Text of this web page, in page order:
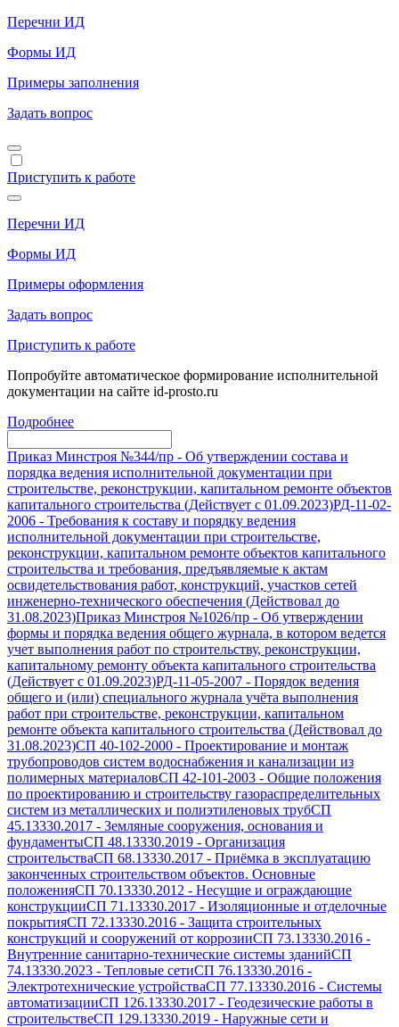
Перечни ИД
Формы ИД
Примеры заполнения
Задать вопрос
Приступить к работе
Перечни ИД
Формы ИД
Примеры оформления
Задать вопрос
Приступить к работе
Попробуйте автоматическое формирование исполнительной
документации на сайте id-prosto.ru
Подробнее
Приказ Минстроя №344/пр - Об утверждении состава и
порядка ведения исполнительной документации при
строительстве, реконструкции, капитальном ремонте объектов
капитального строительства (Действует с 01.09.2023)РД-11-02-
2006 - Требования к составу и порядку ведения
исполнительной документации при строительстве,
реконструкции, капитальном ремонте объектов капитального
строительства и требования, предъявляемые к актам
освидетельствования работ, конструкций, участков сетей
инженерно-технического обеспечения (Действовал до
31.08.2023)Приказ Минстроя №1026/пр - Об утверждении
формы и порядка ведения общего журнала, в котором ведется
учет выполнения работ по строительству, реконструкции,
капитальному ремонту объекта капитального строительства
(Действует с 01.09.2023)РД-11-05-2007 - Порядок ведения
общего и (или) специального журнала учёта выполнения
работ при строительстве, реконструкции, капитальном
ремонте объекта капитального строительства (Действовал до
31.08.2023)СП 40-102-2000 - Проектирование и монтаж
трубопроводов систем водоснабжения и канализации из
полимерных материаловСП 42-101-2003 - Общие положения
по проектированию и строительству газораспределительных
систем из металлических и полиэтиленовых трубСП
45.13330.2017 - Земляные сооружения, основания и
фундаментыСП 48.13330.2019 - Организация
строительстваСП 68.13330.2017 - Приёмка в эксплуатацию
законченных строительством объектов. Основные
положенияСП 70.13330.2012 - Несущие и ограждающие
конструкцииСП 71.13330.2017 - Изоляционные и отделочные
покрытияСП 72.13330.2016 - Защита строительных
конструкций и сооружений от коррозииСП 73.13330.2016 -
Внутренние санитарно-технические системы зданийСП
74.13330.2023 - Тепловые сетиСП 76.13330.2016 -
Электротехнические устройстваСП 77.13330.2016 - Системы
автоматизацииСП 126.13330.2017 - Геодезические работы в
строительствеСП 129.13330.2019 - Наружные сети и